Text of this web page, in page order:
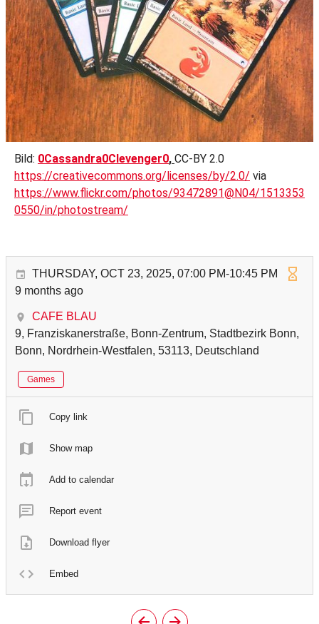
Bild: 0Cassandra0Clevenger0, CC-BY 2.0
https://creativecommons.org/licenses/by/2.0/ via
https://www.flickr.com/photos/93472891@N04/1513353
0550/in/photostream/
THURSDAY, OCT 23, 2025, 07:00 PM-10:45 PM
9 months ago
CAFE BLAU
9, Franziskanerstraße, Bonn-Zentrum, Stadtbezirk Bonn,
Bonn, Nordrhein-Westfalen, 53113, Deutschland
Games
Copy link
Show map
Add to calendar
Report event
Download flyer
Embed